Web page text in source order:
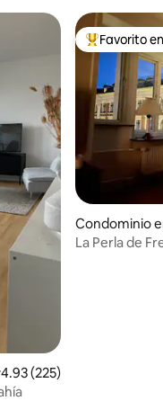
promedio: 4.93
4.93 (225)
De los
Favorito
Condominio
La Perla de